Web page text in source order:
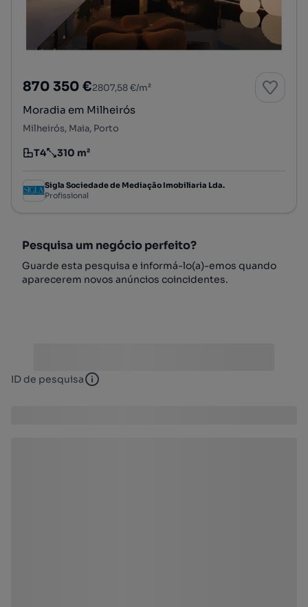
870 350 €2807,58 €/m²
Moradia em Milheirós
Milheirós, Maia, Porto
Tipologia
T4
Preço por metro quadrado
310 m²
Sigla Sociedade de Mediação Imobiliaria Lda.
Profissional
Pesquisa um negócio perfeito?
Guarde esta pesquisa e informá-lo(a)-emos quando
aparecerem novos anúncios coincidentes.
ID de pesquisa ID de pesquisa